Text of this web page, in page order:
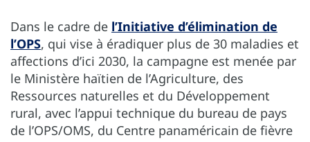
Dans le cadre de l’Initiative d’élimination de
l’OPS, qui vise à éradiquer plus de 30 maladies et
affections d’ici 2030, la campagne est menée par
le Ministère haïtien de l’Agriculture, des
Ressources naturelles et du Développement
rural, avec l’appui technique du bureau de pays
de l’OPS/OMS, du Centre panaméricain de fièvre